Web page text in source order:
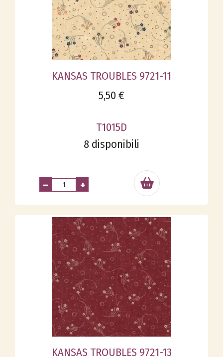
KANSAS TROUBLES 9721-11
5,50 €
T1015D
8 disponibili
– +
KANSAS TROUBLES 9721-13